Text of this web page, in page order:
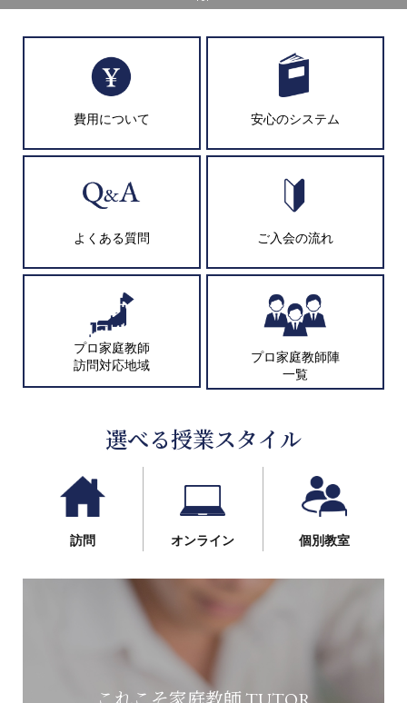
費用について 安心のシステム
よくある質問 ご入会の流れ
プロ家庭教師
訪問対応地域
プロ家庭教師陣
一覧
選べる授業スタイル
訪問 オンライン 個別教室